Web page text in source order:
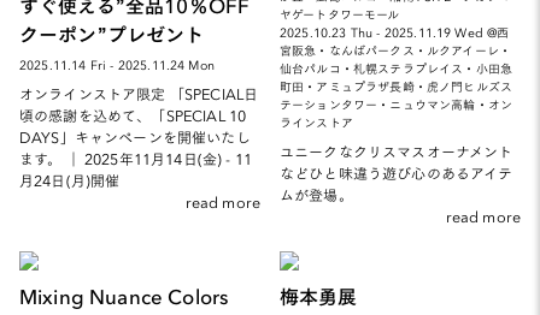
クーポン”プレゼント
2025.11.14 Fri - 2025.11.24 Mon
オンラインストア限定 「SPECIAL日
頃の感謝を込めて、「SPECIAL 10
DAYS」キャンペーンを開催いたし
ます。 ｜ 2025年11月14日(金) - 11
月24日(月)開催
read more
ヤゲートタワーモール
2025.10.23 Thu - 2025.11.19 Wed @西
宮阪急・なんばパークス・ルクアイーレ・
仙台パルコ・札幌ステラプレイス・小田急
町田・アミュプラザ長崎・虎ノ門ヒルズス
テーションタワー・ニュウマン高輪・オン
ラインストア
ユニークなクリスマスオーナメント
などひと味違う遊び心のあるアイテ
ムが登場。
read more
Mixing Nuance Colors 梅本勇展